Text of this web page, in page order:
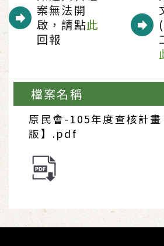
案無法開
啟，請點此
回報
檔案名稱
原民會-105年度查核計畫
版】.pdf